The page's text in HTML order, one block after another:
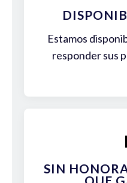
Estamos
responder sus
SIN